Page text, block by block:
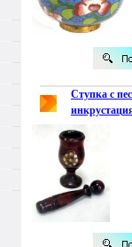
Ступка с
Середина
3381k.